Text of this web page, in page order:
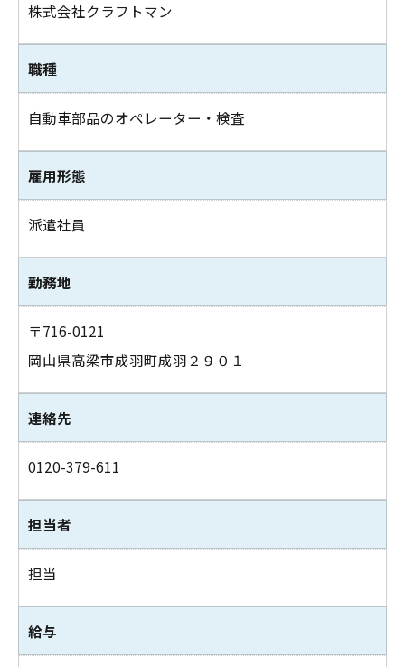
株式会社クラフトマン
職種
自動車部品のオペレーター・検査
雇用形態
派遣社員
勤務地
〒716-0121
岡山県高梁市成羽町成羽２９０１
連絡先
0120-379-611
担当者
担当
給与